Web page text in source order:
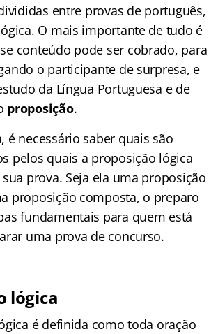
entre provas de português,
O mais importante de tudo é
conteúdo pode ser cobrado, para
o participante de surpresa, e
da Língua Portuguesa e de
proposição.
é necessário saber quais são
pelos quais a proposição lógica
prova. Seja ela uma proposição
proposição composta, o preparo
fundamentais para quem está
uma prova de concurso.
lógica
é definida como toda oração